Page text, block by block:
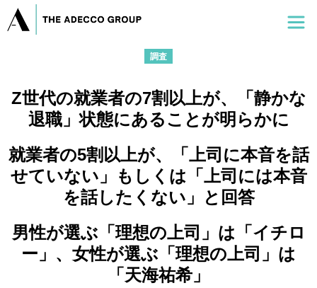
調査
Z世代の就業者の7割以上が、「静かな
退職」状態にあることが明らかに
就業者の5割以上が、「上司に本音を話
せていない」もしくは「上司には本音
を話したくない」と回答
男性が選ぶ「理想の上司」は「イチロ
ー」、女性が選ぶ「理想の上司」は
「天海祐希」